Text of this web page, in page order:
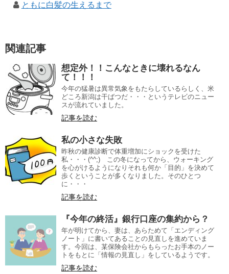
ともに白髪の生えるまで
関連記事
想定外！！こんなときに壊れるなん
て！！！
今年の猛暑は異常気象をもたらしているらしく、米
どころ新潟は干ばつだ・・・というテレビのニュー
スが流れていました。
記事を読む
私の小さな失敗
昨秋の健康診断で体重増加にショックを受けた
私・・・(^^;) この冬になってから、ウォーキング
を心がけるようになりそれも何か「目的」を決めて
歩くということが多くなりました。そのひとつ
に・・・
記事を読む
『今年の終活』銀行口座の集約から？
年が明けてから、妻は、あらためて「エンディング
ノート」に書いてあることの見直しを進めていま
す。今回は、某保険会社からもらったお手本のノー
トをもとに「情報の見直し」をしているようです。
記事を読む